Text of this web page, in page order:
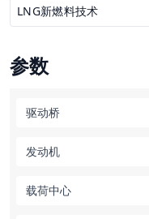
LNG新燃料技术
参数
驱动桥
发动机
载荷中心